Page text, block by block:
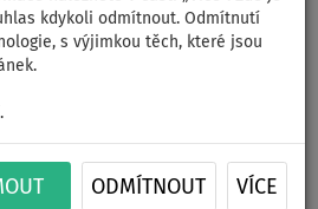
kdykoli odmítnout. Odmítnutí
s výjimkou těch, které jsou
ODMÍTNOUT VÍCE
iWindsurf WS
s plachtou -
-